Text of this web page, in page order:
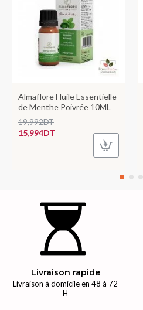
Almaflore Huile Essentielle
de Menthe Poivrée 10ML
15,994DT
19,992DT
Livraison rapide
Livraison à domicile en 48 à 72
H